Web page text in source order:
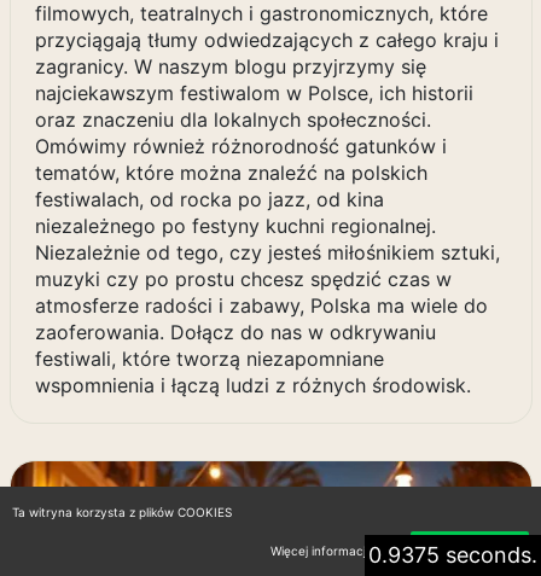
filmowych, teatralnych i gastronomicznych, które
przyciągają tłumy odwiedzających z całego kraju i
zagranicy. W naszym blogu przyjrzymy się
najciekawszym festiwalom w Polsce, ich historii
oraz znaczeniu dla lokalnych społeczności.
Omówimy również różnorodność gatunków i
tematów, które można znaleźć na polskich
festiwalach, od rocka po jazz, od kina
niezależnego po festyny kuchni regionalnej.
Niezależnie od tego, czy jesteś miłośnikiem sztuki,
muzyki czy po prostu chcesz spędzić czas w
atmosferze radości i zabawy, Polska ma wiele do
zaoferowania. Dołącz do nas w odkrywaniu
festiwali, które tworzą niezapomniane
wspomnienia i łączą ludzi z różnych środowisk.
0.9375 seconds.
Ta witryna korzysta z plików COOKIES
Więcej informacji Akceptuję